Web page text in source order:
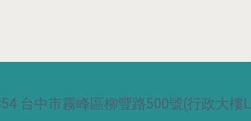
台中市霧峰區柳豐路500號(行政大